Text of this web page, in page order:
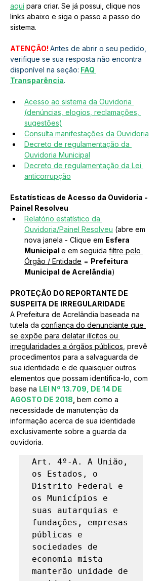
aqui para criar. Se já possui, clique nos
links abaixo e siga o passo a passo do
sistema.
ATENÇÃO! Antes de abrir o seu pedido,
verifique se sua resposta não encontra
disponível na seção: FAQ
Transparência.
Acesso ao sistema da Ouvidoria
(denúncias, elogios, reclamações,
sugestões)
Consulta manifestações da Ouvidoria
Decreto de regulamentação da
Ouvidoria Municipal
Decreto de regulamentação da Lei
anticorrupção
Estatísticas de Acesso da Ouvidoria -
Painel Resolveu
Relatório estatístico da
Ouvidoria/Painel Resolveu (abre em
nova janela - Clique em Esfera
Municipal e em seguida filtre pelo
Órgão / Entidade = Prefeitura
Municipal de Acrelândia)
PROTEÇÃO DO REPORTANTE DE
SUSPEITA DE IRREGULARIDADE
A Prefeitura de Acrelândia baseada na
tutela da confiança do denunciante que
se expõe para delatar ilícitos ou
irregularidades a órgãos públicos , prevê
procedimentos para a salvaguarda de
sua identidade e de quaisquer outros
elementos que possam identifica-lo, com
base na LEI Nº 13.709, DE 14 DE
AGOSTO DE 2018 bem como a
necessidade de manutenção da
informação acerca de sua identidade
exclusivamente sobre a guarda da
ouvidoria.
Art. 4º-A. A União,
os Estados, o
Distrito Federal e
os Municípios e
suas autarquias e
fundações, empresas
públicas e
sociedades de
economia mista
manterão unidade de